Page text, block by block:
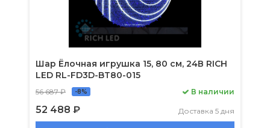
Шар Ёлочная игрушка 15, 80 см, 24В RICH
LED RL-FD3D-BT80-015
56 687 ₽ -8%
52 488 ₽
В наличии
Доставка 5 дня